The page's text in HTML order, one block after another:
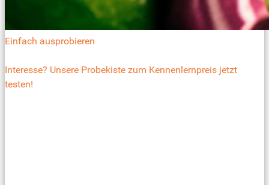
Einfach ausprobieren
Interesse? Unsere Probekiste zum Kennenlernpreis jetzt
testen!